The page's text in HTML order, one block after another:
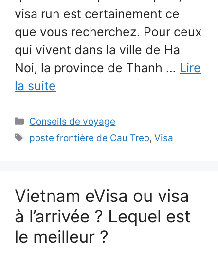
visa run est certainement ce
que vous recherchez. Pour ceux
qui vivent dans la ville de Ha
Noi, la province de Thanh … Lire
la suite
Catégories
Conseils de voyage
Étiquettes
poste frontière de Cau Treo,Visa
Vietnam eVisa ou visa
à l’arrivée ? Lequel est
le meilleur ?